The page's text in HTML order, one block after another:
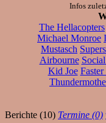
Infos
The Hellacopters
Michael Monroe
Mustasch
Airbourne
Kid Joe Faster
Berichte (10) Termine (0)